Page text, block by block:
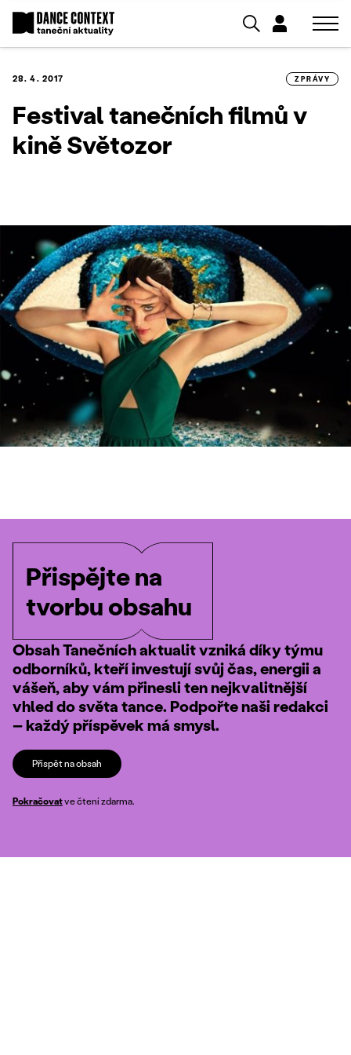
28. 4. 2017 ZPRÁVY
Festival tanečních filmů v
kině Světozor
Přispějte na
tvorbu obsahu
Obsah Tanečních aktualit vzniká díky týmu
odborníků, kteří investují svůj čas, energii a
vášeň, aby vám přinesli ten nejkvalitnější
vhled do světa tance. Podpořte naši redakci
– každý příspěvek má smysl.
Přispět na obsah
Pokračovatve čtení zdarma.